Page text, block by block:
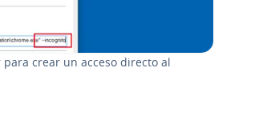
crear un acceso directo al